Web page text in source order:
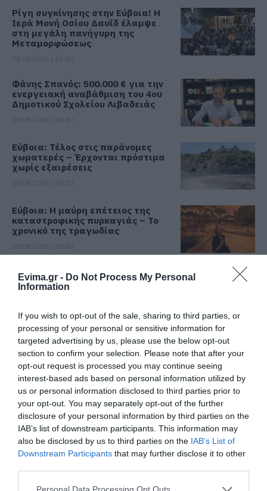
Evima.gr - Do Not Process My Personal
Information
If you wish to opt-out of the sale, sharing to third parties, or
processing of your personal or sensitive information for
targeted advertising by us, please use the below opt-out
section to confirm your selection. Please note that after your
opt-out request is processed you may continue seeing
interest-based ads based on personal information utilized by
us or personal information disclosed to third parties prior to
your opt-out. You may separately opt-out of the further
disclosure of your personal information by third parties on the
IAB’s list of downstream participants. This information may
also be disclosed by us to third parties on the IAB’s List of
Downstream Participants that may further disclose it to other
Please note that this website/app uses one or more Google
Ρίγη συγκίνησης στην Εύβοια! Η
Ιερά Μονή Οσίου Δαυΐδ έλαμψε
στη μεγάλη πανήγυρη της
Μεταμορφώσεως
Φάνης Σπανός: 500.000 € για την
ενεργειακή αναβάθμιση του 4ου
Δημοτικού Σχολείου Λιβαδειάς
Εύβοια: Τέλος στις παράνομες
χωματερές – Έρχονται πρόστιμα
χωρίς εξαιρέσεις
Εύβοια: Η μαύρη επέτειος της
καταστροφικής πυρκαγιάς – Το
χρονικό της τραγωδίας
Εύβοια: Πότε θα γίνει ο
καθιερωμένος έρανος για το
«Στιφάδο της Παναγίας»
Ο Αλέξης Τσίπρας παρουσιάζει το
οικονομικό πρόγραμμα της ΕΛ.Α.Σ.
στη Θεσσαλονίκη
08.08.2026 | 19:20
Κάνεις δεν ξεχνά τι έζησε η
Εύβοια πριν πέντε χρόνια
08.08.2026 | 19:00
ιστορικών γκολ του Μαραντόνα
08.08.2026 | 18:40
Όλες οι τελευταίες ειδήσεις
ΠΕΡΙΣΣΟΤΕΡΑ ΑΠΟ ΕΙΔΗΣΕΙΣ ΕΥΒΟΙΑ
Φωτιά στην Εύβοια σε
Ρίγη συγκίνησης στην